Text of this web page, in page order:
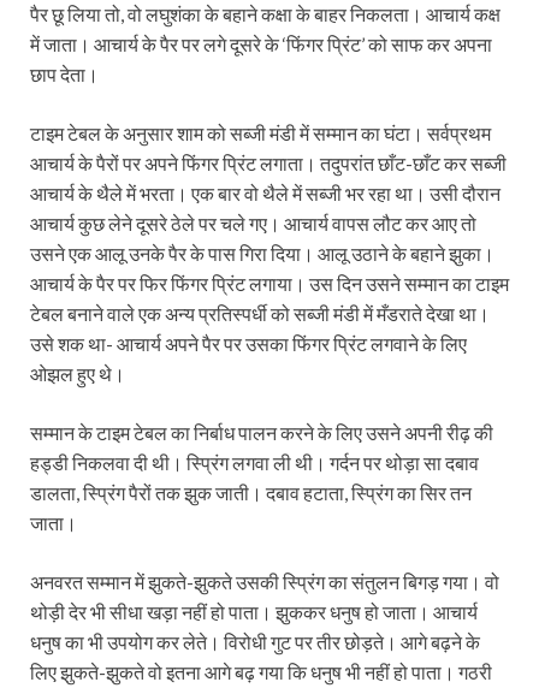
पैर छू लिया तो, वो लघुशंका के बहाने कक्षा के बाहर निकलता। आचार्य कक्ष
में जाता। आचार्य के पैर पर लगे दूसरे के ‘फिंगर प्रिंट’ को साफ कर अपना
छाप देता।
टाइम टेबल के अनुसार शाम को सब्जी मंडी में सम्मान का घंटा। सर्वप्रथम
आचार्य के पैरों पर अपने फिंगर प्रिंट लगाता। तदुपरांत छाँट-छाँट कर सब्जी
आचार्य के थैले में भरता। एक बार वो थैले में सब्जी भर रहा था। उसी दौरान
आचार्य कुछ लेने दूसरे ठेले पर चले गए। आचार्य वापस लौट कर आए तो
उसने एक आलू उनके पैर के पास गिरा दिया। आलू उठाने के बहाने झुका।
आचार्य के पैर पर फिर फिंगर प्रिंट लगाया। उस दिन उसने सम्मान का टाइम
टेबल बनाने वाले एक अन्य प्रतिस्पर्धी को सब्जी मंडी में मँडराते देखा था।
उसे शक था- आचार्य अपने पैर पर उसका फिंगर प्रिंट लगवाने के लिए
ओझल हुए थे।
सम्मान के टाइम टेबल का निर्बाध पालन करने के लिए उसने अपनी रीढ़ की
हड्डी निकलवा दी थी। स्प्रिंग लगवा ली थी। गर्दन पर थोड़ा सा दबाव
डालता, स्प्रिंग पैरों तक झुक जाती। दबाव हटाता, स्प्रिंग का सिर तन
जाता।
अनवरत सम्मान में झुकते-झुकते उसकी स्प्रिंग का संतुलन बिगड़ गया। वो
थोड़ी देर भी सीधा खड़ा नहीं हो पाता। झुककर धनुष हो जाता। आचार्य
धनुष का भी उपयोग कर लेते। विरोधी गुट पर तीर छोड़ते। आगे बढ़ने के
लिए झुकते-झुकते वो इतना आगे बढ़ गया कि धनुष भी नहीं हो पाता। गठरी